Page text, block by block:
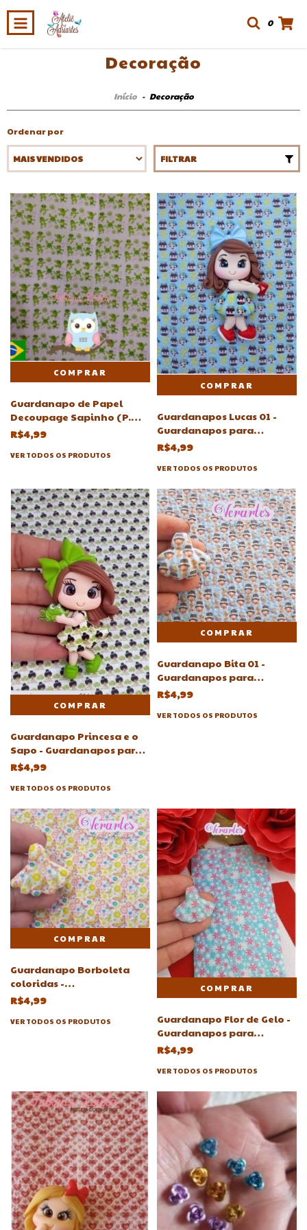
0
Decoração
Início - Decoração
Ordenar por
FILTRAR
Guardanapo de Papel
Decoupage Sapinho (P.
Biscuit) -
Guardanapos(Sapo,sapos)
R$4,99
VER TODOS OS PRODUTOS
Guardanapos Lucas 01 -
Guardanapos para
decoupagem em biscuit
R$4,99
VER TODOS OS PRODUTOS
Guardanapo Princesa e o
Sapo - Guardanapos para
Decoupagem biscuit
R$4,99
VER TODOS OS PRODUTOS
Guardanapo Bita 01 -
Guardanapos para
Decoupagem biscuit]
(mundo Bita, Bitta)
R$4,99
VER TODOS OS PRODUTOS
Guardanapo Borboleta
coloridas -
Guardanapos(Borboletas,
Borboleta,borboletinha,Borboletinhas)
R$4,99
VER TODOS OS PRODUTOS
Guardanapo Flor de Gelo -
Guardanapos para
Decoupagem biscuit
R$4,99
VER TODOS OS PRODUTOS